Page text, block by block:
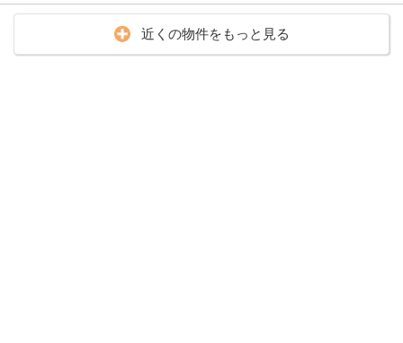
近くの物件をもっと見る